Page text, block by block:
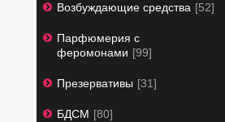
Возбуждающие средства 52
Парфюмерия с
феромонами
99
Презервативы 31
БДСМ 80